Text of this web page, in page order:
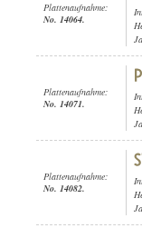
Plattenaufnahme:
No. 14064.
Plattenaufnahme:
No. 14071.
Plattenaufnahme:
No. 14082.